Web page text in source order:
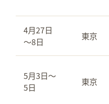
4月27日
～8日
東京
5月3日～
5日
東京